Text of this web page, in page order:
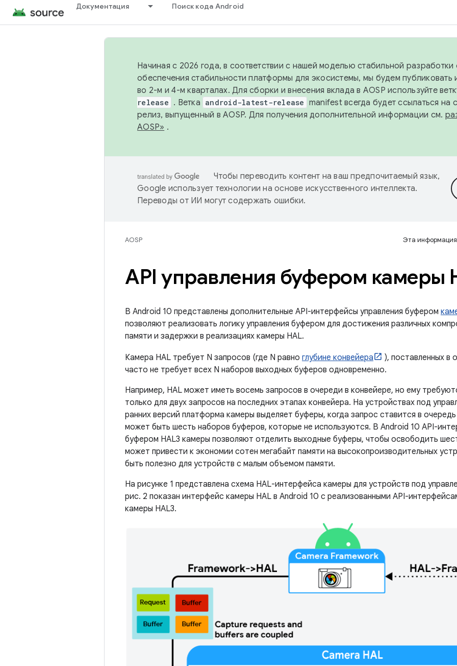
Документация Поиск кода Android
Начиная с 2026 года, в соответствии с нашей моделью стабильной разработки
обеспечения стабильности платформы для экосистемы, мы будем публиковать
во 2-м и 4-м кварталах. Для сборки и внесения вклада в AOSP используйте
release . Ветка android-latest-release manifest всегда будет ссылаться на
релиз, выпущенный в AOSP. Для получения дополнительной информации см.
AOSP» .
Чтобы переводить контент на ваш предпочитаемый язык,
Google использует технологии на основе искусственного интеллекта.
Переводы от ИИ могут содержать ошибки.
AOSP Эта информация
API управления буфером камеры
В Android 10 представлены дополнительные API-интерфейсы управления буфером
позволяют реализовать логику управления буфером для достижения различных
памяти и задержки в реализациях камеры HAL.
Камера HAL требует N запросов (где N равно глубине конвейера
), поставленных в
часто не требует всех N наборов выходных буферов одновременно.
Например, HAL может иметь восемь запросов в очереди в конвейере, но ему
только для двух запросов на последних этапах конвейера. На устройствах под
ранних версий платформа камеры выделяет буферы, когда запрос ставится в
может быть шесть наборов буферов, которые не используются. В Android 10 API-
буфером HAL3 камеры позволяют отделить выходные буферы, чтобы освободить
может привести к экономии сотен мегабайт памяти на высокопроизводительных
быть полезно для устройств с малым объемом памяти.
На рисунке 1 представлена ​​схема HAL-интерфейса камеры для устройств под
рис. 2 показан интерфейс камеры HAL в Android 10 с реализованными API-
камеры HAL3.